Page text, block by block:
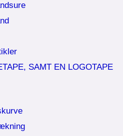
SAMT EN LOGOTAPE